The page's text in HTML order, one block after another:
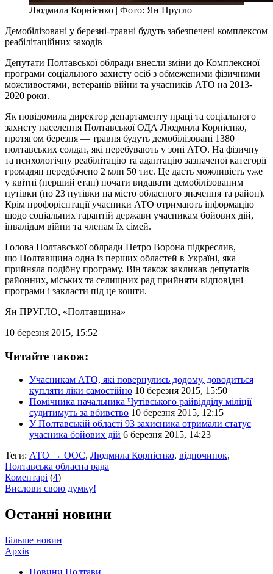
Людмила Корнієнко | Фото: Ян Пругло
Демобілізовані у березні-травні будуть забезпечені комплексом
реабілітаційних заходів
Депутати Полтавської облради внесли зміни до Комплексної
програми соціального захисту осіб з обмеженими фізичними
можливостями, ветеранів війни та учасників АТО на 2013-
2020 роки.
Як повідомила директор департаменту праці та соціального
захисту населення Полтавської ОДА Людмила Корнієнко,
протягом березня — травня будуть демобілізовані 1380
полтавських солдат, які перебувають у зоні АТО. На фізичну
та психологічну реабілітацію та адаптацію зазначеної категорії
громадян передбачено 2 млн 50 тис. Це дасть можливість уже
у квітні (перший етап) почати видавати демобілізованим
путівки (по 23 путівки на місто обласного значення та район).
Крім профорієнтації учасники АТО отримають інформацію
щодо соціальних гарантій держави учасникам бойових дій,
інвалідам війни та членам їх сімей.
Голова Полтавської облради Петро Ворона підкреслив,
що Полтавщина одна із перших областей в Україні, яка
прийняла подібну програму. Він також закликав депутатів
районних, міських та селищних рад прийняти відповідні
програми і закласти під це кошти.
Ян ПРУГЛО, «Полтавщина»
10 березня 2015, 15:52
Читайте також:
Учасникам АТО, які повернулись додому, доводиться
купляти ліки самостійно 10 березня 2015, 15:50
Помічника начальника Чутівського райвідділу міліції
судитимуть за вбивство 10 березня 2015, 12:15
У Полтавській області 93 захисника отримали статус
учасника бойових дій 6 березня 2015, 14:23
Теги: АТО → ООС, Людмила Корнієнко, відпочинок,
Полтавська обласна рада
Коментарі (4)
Вислови свою думку!
Останні новини
Більше новин
Архів
Новини Полтави